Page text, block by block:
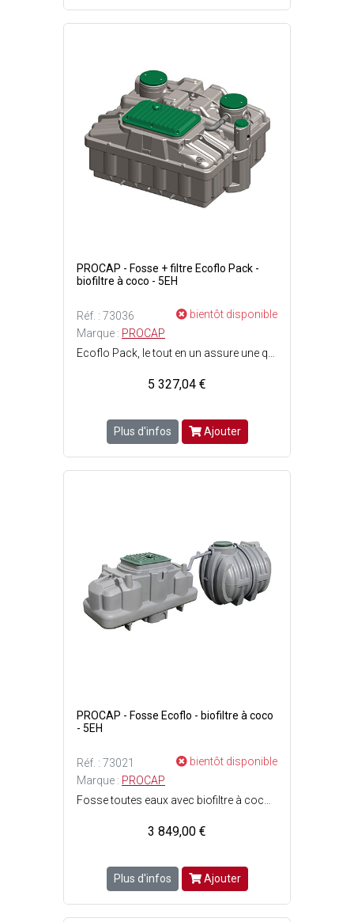
PROCAP - Fosse + filtre Ecoflo Pack -
biofiltre à coco - 5EH
Réf. : 73036
bientôt disponible
Marque : PROCAP
5 327,04 €
Plus d'infos Ajouter
PROCAP - Fosse Ecoflo - biofiltre à coco
- 5EH
Réf. : 73021
bientôt disponible
Marque : PROCAP
3 849,00 €
Plus d'infos Ajouter